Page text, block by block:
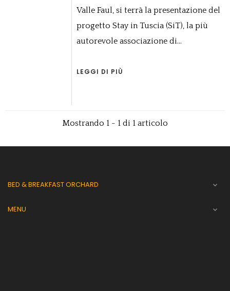
Valle Faul, si terrà la presentazione del
progetto Stay in Tuscia (SiT), la più
autorevole associazione di...
LEGGI DI PIÙ
Mostrando 1 - 1 di 1 articolo
BED & BREAKFAST ORCHARD 
MENU 